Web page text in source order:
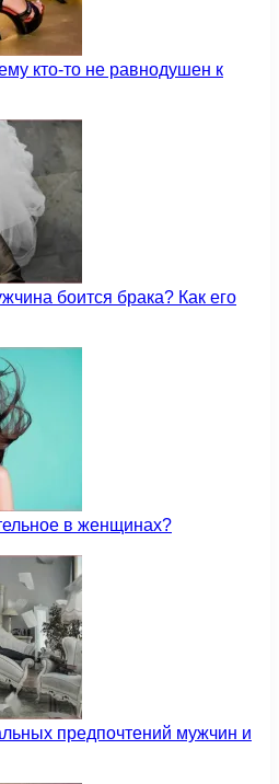
кто-то не равнодушен к
боится брака? Как его
в женщинах?
предпочтений мужчин и